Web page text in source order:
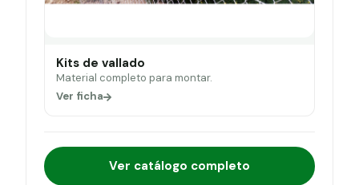
Kits de vallado
Material completo para montar.
Ver ficha
Ver catálogo completo